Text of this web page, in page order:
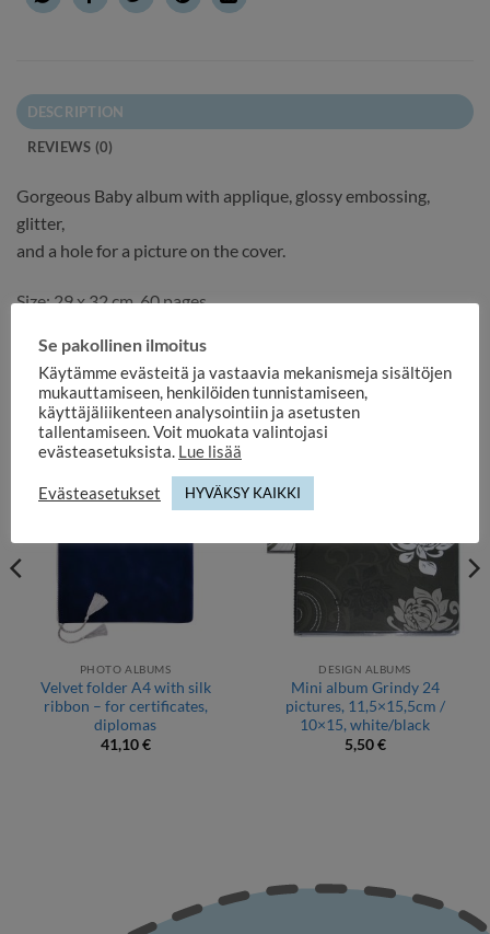
DESCRIPTION
REVIEWS (0)
Gorgeous Baby album with applique, glossy embossing,
glitter,
and a hole for a picture on the cover.
Size: 29 x 32 cm, 60 pages.
RELATED PRODUCTS
PHOTO ALBUMS
Velvet folder A4 with silk
ribbon – for certificates,
diplomas
41,10€
DESIGN ALBUMS
Mini album Grindy 24
pictures, 11,5×15,5cm /
10×15, white/black
5,50€
Se pakollinen ilmoitus
Käytämme evästeitä ja vastaavia mekanismeja sisältöjen
mukauttamiseen, henkilöiden tunnistamiseen,
käyttäjäliikenteen analysointiin ja asetusten
tallentamiseen. Voit muokata valintojasi
evästeasetuksista. Lue lisää
Evästeasetukset HYVÄKSY KAIKKI